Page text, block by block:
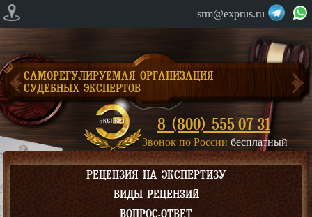
srm@exprus.ru
САМОРЕГУЛИРУЕМАЯ ОРГАНИЗАЦИЯ
СУДЕБНЫХ ЭКСПЕРТОВ
8 (800) 555-07-31
Звонок по России бесплатный
РЕЦЕНЗИЯ НА ЭКСПЕРТИЗУ
ВИДЫ РЕЦЕНЗИЙ
ВОПРОС-ОТВЕТ